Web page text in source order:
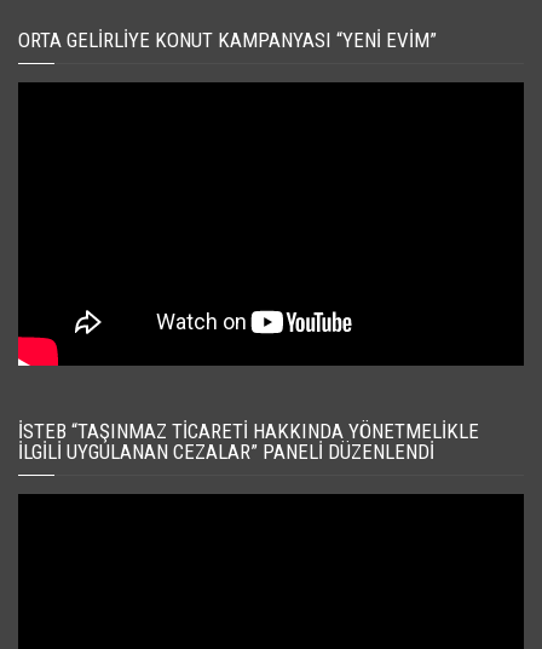
ORTA GELIRLIYE KONUT KAMPANYASI “YENI EVIM”
İSTEB “TAŞINMAZ TICARETI HAKKINDA YÖNETMELIKLE
İLGILI UYGULANAN CEZALAR” PANELI DÜZENLENDI